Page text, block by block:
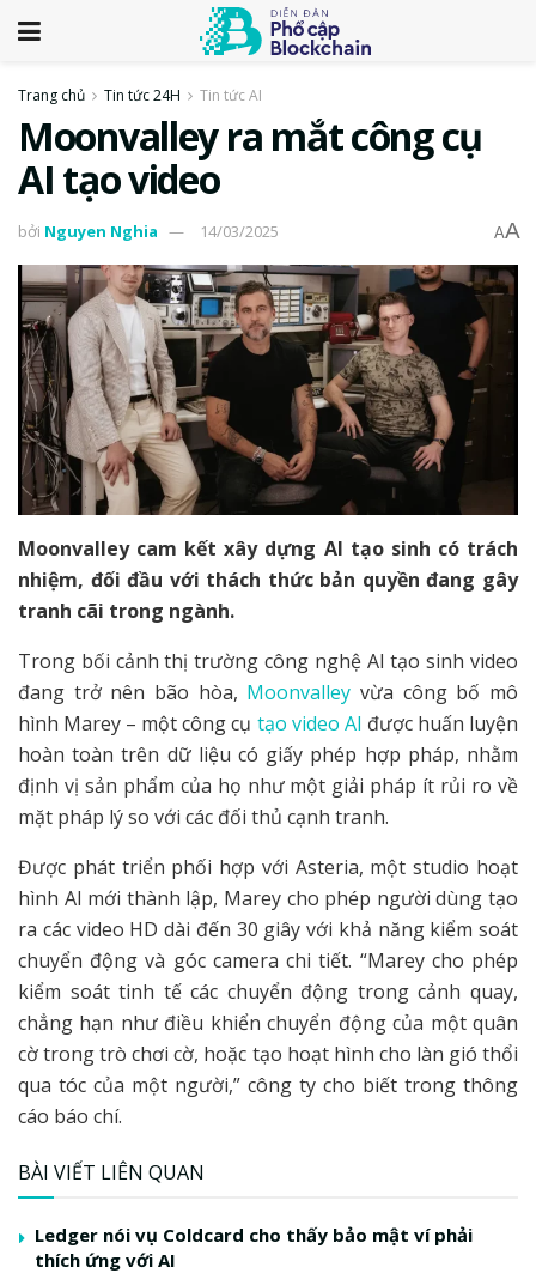
Trang chủ Tin tức 24H Tin tức AI
Moonvalley ra mắt công cụ
AI tạo video
bởi Nguyen Nghia 14/03/2025 AA
Moonvalley cam kết xây dựng AI tạo sinh có trách
nhiệm, đối đầu với thách thức bản quyền đang gây
tranh cãi trong ngành.
Trong bối cảnh thị trường công nghệ AI tạo sinh video
đang trở nên bão hòa, Moonvalley vừa công bố mô
hình Marey – một công cụ tạo video AI được huấn luyện
hoàn toàn trên dữ liệu có giấy phép hợp pháp, nhằm
định vị sản phẩm của họ như một giải pháp ít rủi ro về
mặt pháp lý so với các đối thủ cạnh tranh.
Được phát triển phối hợp với Asteria, một studio hoạt
hình AI mới thành lập, Marey cho phép người dùng tạo
ra các video HD dài đến 30 giây với khả năng kiểm soát
chuyển động và góc camera chi tiết. “Marey cho phép
kiểm soát tinh tế các chuyển động trong cảnh quay,
chẳng hạn như điều khiển chuyển động của một quân
cờ trong trò chơi cờ, hoặc tạo hoạt hình cho làn gió thổi
qua tóc của một người,” công ty cho biết trong thông
cáo báo chí.
BÀI VIẾT LIÊN QUAN
Ledger nói vụ Coldcard cho thấy bảo mật ví phải
thích ứng với AI